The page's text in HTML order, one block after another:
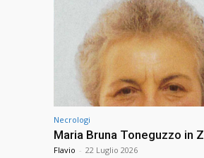
Necrologi
Maria Bruna Toneguzzo in
Flavio - 22 Luglio 2026